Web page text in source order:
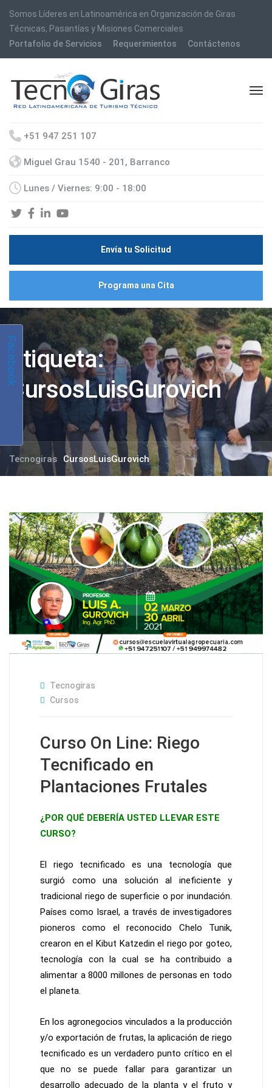
Somos Líderes en Latinoamérica en Organización de Giras
Técnicas, Pasantías y Misiones Comerciales
Portafolio de Servicios
Requerimientos Contáctenos
+51 947 251 107
Miguel Grau 1540 - 201, Barranco
Lunes / Viernes: 9:00 - 18:00
Envía tu Solicitud
Programa una Cita
Etiqueta:
CursosLuisGurovich
Tecnogiras CursosLuisGurovich
Tecnogiras
Cursos
Curso On Line: Riego
Tecnificado en
Plantaciones Frutales
¿POR QUÉ DEBERÍA USTED LLEVAR ESTE
CURSO?
El riego tecnificado es una tecnología que
surgió como una solución al ineficiente y
tradicional riego de superficie o por inundación.
Países como Israel, a través de investigadores
pioneros como el reconocido Chelo Tunik,
crearon en el Kibut Katzedin el riego por goteo,
tecnología con la cual se ha contribuido a
alimentar a 8000 millones de personas en todo
el planeta.
En los agronegocios vinculados a la producción
y/o exportación de frutas, la aplicación de riego
tecnificado es un verdadero punto crítico en el
que no se puede fallar para garantizar un
desarrollo adecuado de la planta y el fruto y
Facebook